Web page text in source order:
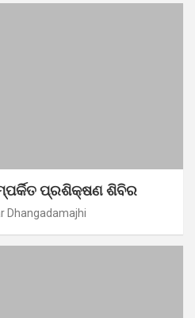
ପ୍ରଶିକ୍ଷଣ ଶିବିର
Dhangadamajhi